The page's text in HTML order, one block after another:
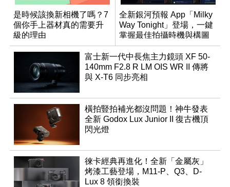
是時候該換新相機了嗎？7
個你手上器材真的需要升
級的理由
全新銀河預報 App「Milky
Way Tonight」登場，一鍵
掌握最佳拍攝時機與構圖
富士新一代中長焦主力鏡頭 XF 50-
140mm F2.8 R LM OIS WR II 傳將
與 X-T6 同步亮相
橫拍豎拍補光都沒問題！神牛發表
全新 Godox Lux Junior II 復古機頂
閃光燈
徠卡經典再進化！全新「金屬灰」
烤漆工藝登場，M11-P、Q3、D-
Lux 8 領銜換裝